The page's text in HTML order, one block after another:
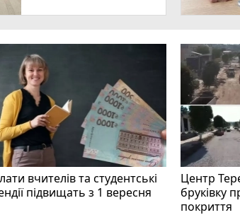
вчителів та студентські
підвищать з 1 вересня
Центр
бруківку
покриття